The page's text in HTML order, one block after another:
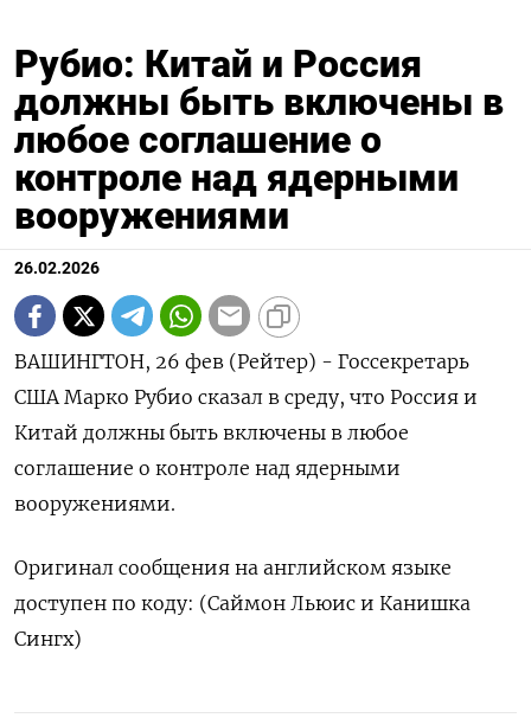
Рубио: Китай и Россия
должны быть включены в
любое соглашение о
контроле над ядерными
вооружениями
26.02.2026
ВАШИНГТОН, 26 фев (Рейтер) - ‌Госсекретарь ​
США Марко Рубио ​сказал ​в ⁠среду, ‌что ‌Россия и ​
Китай ‌должны ​быть включены ‌в любое
соглашение о ​контроле ​над ‌ядерными ​
вооружениями.
Оригинал сообщения на английском ​языке
⁠доступен по ‌коду: (Саймон ‌Льюис и ​Канишка
‌Сингх)